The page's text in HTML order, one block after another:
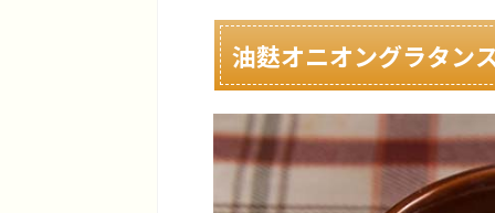
油麩オニオングラタン